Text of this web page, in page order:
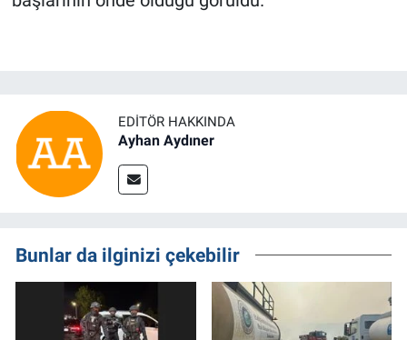
EDITÖR HAKKINDA
Ayhan Aydıner
Bunlar da ilginizi çekebilir